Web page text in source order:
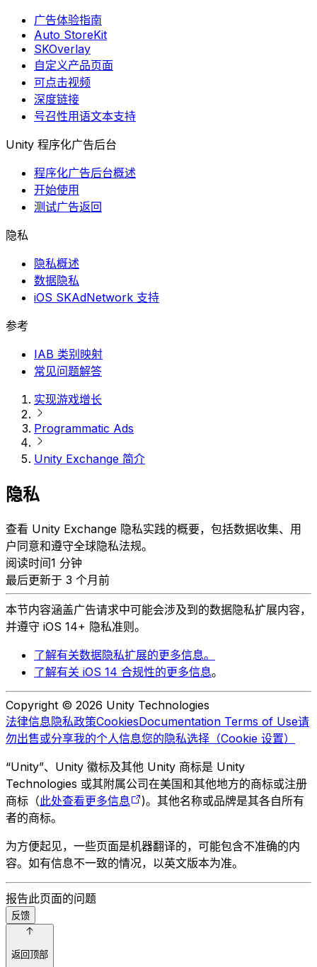
广告体验指南
Auto StoreKit
SKOverlay
自定义产品页面
可点击视频
深度链接
号召性用语文本支持
Unity 程序化广告后台
程序化广告后台概述
开始使用
测试广告返回
隐私
隐私概述
数据隐私
iOS SKAdNetwork 支持
参考
IAB 类别映射
常见问题解答
实现游戏增长
Programmatic Ads
Unity Exchange 简介
隐私
查看 Unity Exchange 隐私实践的概要，包括数据收集、用
户同意和遵守全球隐私法规。
阅读时间1 分钟
最后更新于 3 个月前
本节内容涵盖广告请求中可能会涉及到的数据隐私扩展内容，
并遵守 iOS 14+ 隐私准则。
了解有关数据隐私扩展的更多信息。
了解有关 iOS 14 合规性的更多信息。
Copyright © 2026 Unity Technologies
法律信息隐私政策CookiesDocumentation Terms of Use请
勿出售或分享我的个人信息您的隐私选择（Cookie 设置）
“Unity”、Unity 徽标及其他 Unity 商标是 Unity
Technologies 或其附属公司在美国和其他地方的商标或注册
商标（此处查看更多信息
)。其他名称或品牌是其各自所有
者的商标。
为方便起见，一些页面是机器翻译的，可能包含不准确的内
容。如有信息不一致的情况，以英文版本为准。
报告此页面的问题
反馈
返回顶部